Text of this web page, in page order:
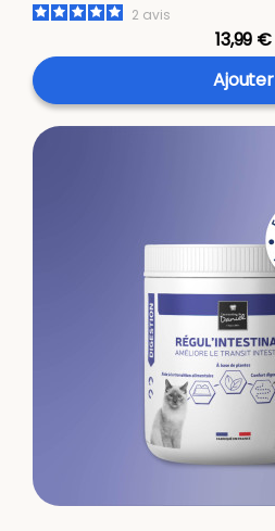
2 avis
13,99 €
Ajouter